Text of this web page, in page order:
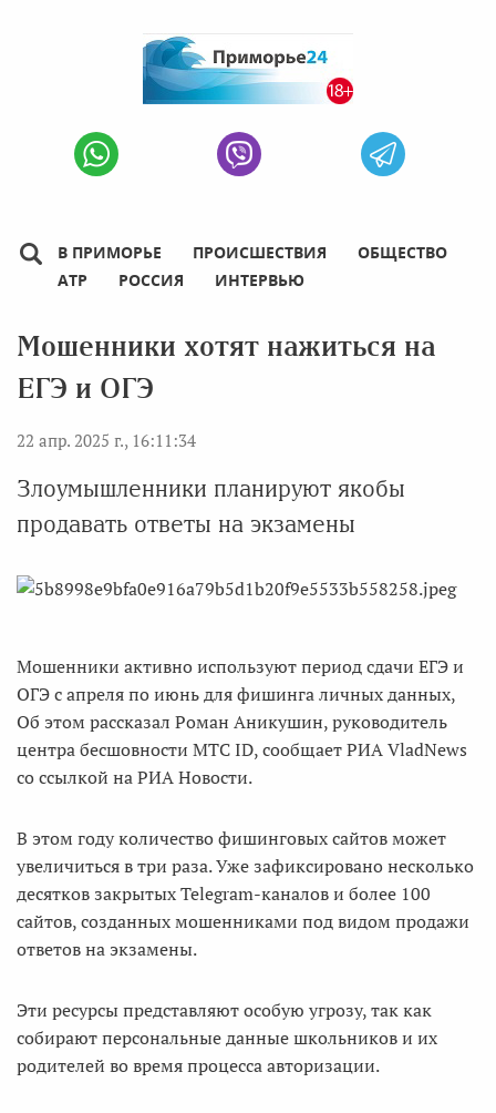
В ПРИМОРЬЕ ПРОИСШЕСТВИЯ
ОБЩЕСТВО
АТР
РОССИЯ ИНТЕРВЬЮ
Мошенники хотят нажиться на
ЕГЭ и ОГЭ
22 апр. 2025 г., 16:11:34
Злоумышленники планируют якобы
продавать ответы на экзамены
Мошенники активно используют период сдачи ЕГЭ и
ОГЭ с апреля по июнь для фишинга личных данных,
Об этом рассказал Роман Аникушин, руководитель
центра бесшовности МТС ID, сообщает РИА VladNews
со ссылкой на РИА Новости.
В этом году количество фишинговых сайтов может
увеличиться в три раза. Уже зафиксировано несколько
десятков закрытых Telegram-каналов и более 100
сайтов, созданных мошенниками под видом продажи
ответов на экзамены.
Эти ресурсы представляют особую угрозу, так как
собирают персональные данные школьников и их
родителей во время процесса авторизации.